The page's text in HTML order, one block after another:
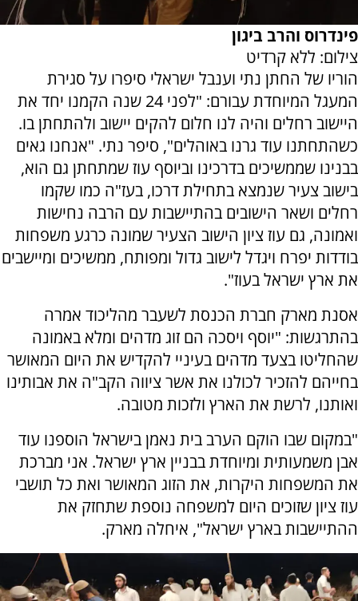
פינדרוס והרב ביגון
צילום: ללא קרדיט
הוריו של החתן נתי וענבל ישראלי סיפרו על סגירת
המעגל המיוחדת עבורם: "לפני 24 שנה הקמנו יחד את
היישוב רחלים והיה לנו חלום להקים יישוב ולהתחתן בו.
כשהתחתנו עוד גרנו באוהלים", סיפר נתי. "אנחנו גאים
בבנינו שממשיכים בדרכינו וביוסף עוז שמתחתן גם הוא,
בישוב צעיר שנמצא בתחילת דרכו, בעז"ה כמו שקמו
רחלים ושאר הישובים בהתיישבות עם הרבה נחישות
ואמונה, גם עוז ציון הישוב הצעיר שמונה כרגע משפחות
בודדות יפרח ויגדל לישוב גדול ומפותח, ממשיכים ומיישבים
את ארץ ישראל בעוז".
אסנת מארק חברת הכנסת לשעבר מהליכוד אמרה
בהתרגשות: "יוסף ויסכה הם זוג מדהים ומלא באמונה
שהחליטו בצעד מדהים בעיניי להקדיש את היום המאושר
בחייהם להזכיר לכולנו את אשר ציווה הקב"ה את אבותינו
ואותנו, לרשת את הארץ ולזכות מטובה.
"במקום שבו הוקם הערב בית נאמן בישראל הוספנו עוד
אבן משמעותית ומיוחדת בבניין ארץ ישראל. אני מברכת
את המשפחות היקרות, את הזוג המאושר ואת כל תושבי
עוז ציון שזוכים היום למשפחה נוספת שתחזק את
ההתיישבות בארץ ישראל", איחלה מארק.